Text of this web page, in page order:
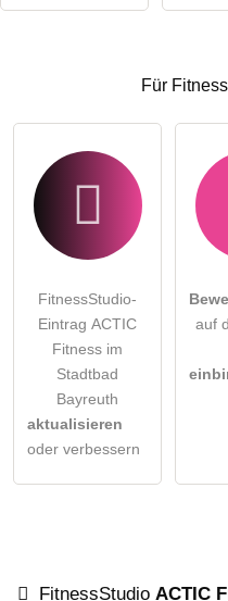
Für
FitnessStudio-
Eintrag ACTIC
Fitness im
Stadtbad
Bayreuth
aktualisieren
oder verbessern
auf
FitnessStudio ACTIC